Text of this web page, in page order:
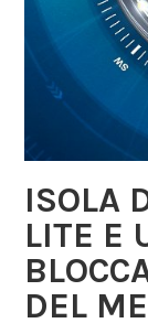
ISOLA
LITE E
DEL